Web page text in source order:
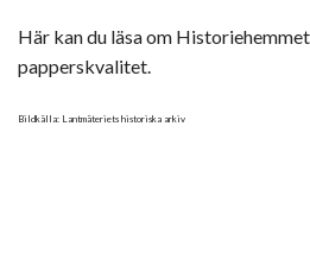
Här kan du läsa om
papperskvalitet.
Bildkälla: Lantmäteriets historiska arkiv